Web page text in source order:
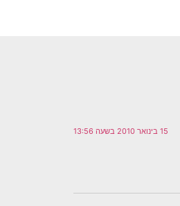
15 בינואר 2010 בשעה 13:56